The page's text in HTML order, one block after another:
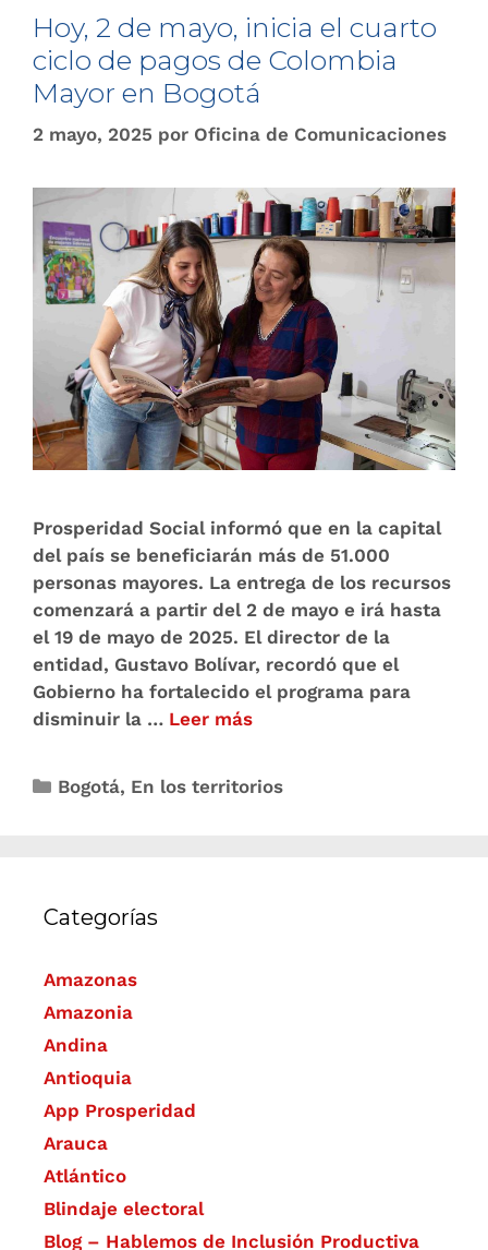
Hoy, 2 de mayo, inicia el cuarto
ciclo de pagos de Colombia
Mayor en Bogotá
2 mayo, 2025 por Oficina de Comunicaciones
Prosperidad Social informó que en la capital
del país se beneficiarán más de 51.000
personas mayores. La entrega de los recursos
comenzará a partir del 2 de mayo e irá hasta
el 19 de mayo de 2025. El director de la
entidad, Gustavo Bolívar, recordó que el
Gobierno ha fortalecido el programa para
disminuir la … Leer más
Bogotá, En los territorios
Categorías
Amazonas
Amazonia
Andina
Antioquia
App Prosperidad
Arauca
Atlántico
Blindaje electoral
Blog – Hablemos de Inclusión Productiva